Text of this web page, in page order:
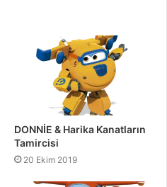
DONNİE & Harika Kanatların
Tamircisi
20 Ekim 2019